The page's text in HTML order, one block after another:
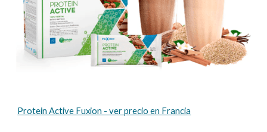
Protein Active Fuxion - ver precio en Francia